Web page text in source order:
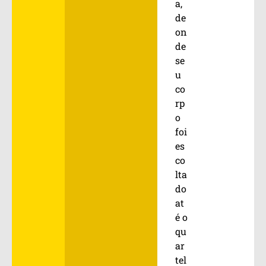
a,
de
on
de
se
u
co
rp
o
foi
es
co
lta
do
at
é o
qu
ar
tel